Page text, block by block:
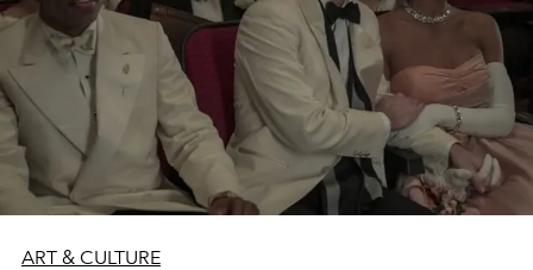
ART & CULTURE